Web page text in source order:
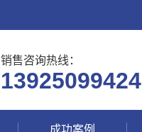
销售咨询热线：
13925099424
成功案例